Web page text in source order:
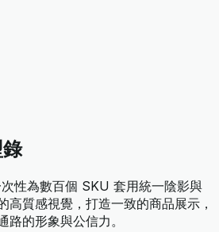
性為數百個 SKU 套用統一陰影與
高質感視覺，打造一致的商品展示，
路的形象與公信力。